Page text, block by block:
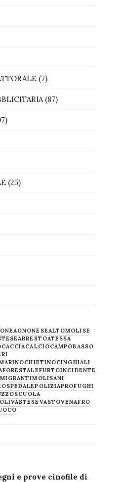
(7)
(87)
(25)
AGNONESEALTOMOLISE
ARRESTOATESSA
CACCIACALCIOCAMPOBASSO
CHIETINOCINGHIALI
FORESTALEFURTOINCIDENTE
MIGRANTIMOLISANI
OSPEDALEPOLIZIAPROFUGHI
SCUOLA
VASTESE VASTOVENAFRO
e prove cinofile di